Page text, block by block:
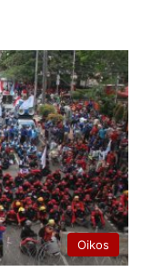
Oikos